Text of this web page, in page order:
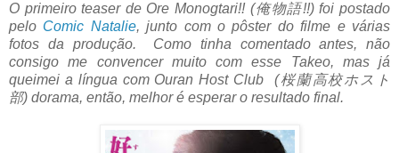
O primeiro teaser de Ore Monogtari!! (俺物語!!) foi postado
pelo Comic Natalie, junto com o pôster do filme e várias
fotos da produção. Como tinha comentado antes, não
consigo me convencer muito com esse Takeo, mas já
queimei a língua com Ouran Host Club (桜蘭高校ホスト
部) dorama, então, melhor é esperar o resultado final.